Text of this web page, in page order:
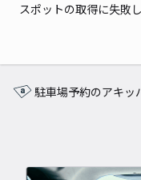
スポットの取得に失敗
駐車場予約のアキッ